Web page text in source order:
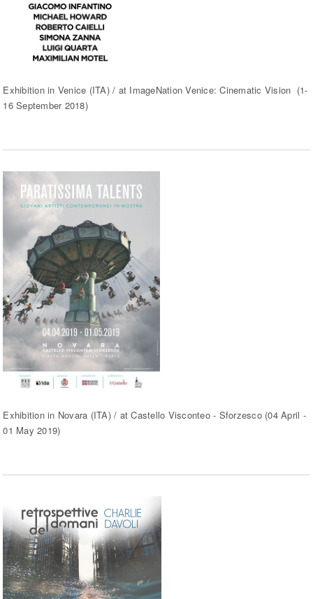
Exhibition in Venice (ITA) / at ImageNation Venice: Cinematic Vision (1-
16 September 2018)
Exhibition in Novara (ITA) / at Castello Visconteo - Sforzesco (04 April -
01 May 2019)